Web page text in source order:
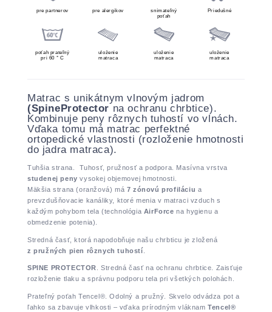
pre partnerov pre alergikov
snímateľný
poťah
Priedušné
poťah prateľný
pri 60 ° C
uloženie
matraca
uloženie
matraca
uloženie
matraca
Matrac s unikátnym vlnovým jadrom
(SpineProtector na ochranu chrbtice).
Kombinuje peny rôznych tuhostí vo vlnách.
Vďaka tomu má matrac perfektné
ortopedické vlastnosti (rozloženie hmotnosti
do jadra matraca).
Tuhšia strana. Tuhosť, pružnosť a podpora. Masívna vrstva
studenej peny vysokej objemovej hmotnosti.
Mäkšia strana (oranžová) má 7 zónovú profiláciu a
prevzdušňovacie kanáliky, ktoré menia v matraci vzduch s
každým pohybom tela (technológia AirForce na hygienu a
obmedzenie potenia).
Stredná časť, ktorá napodobňuje našu chrbticu je zložená
z pružných pien rôznych tuhostí
SPINE PROTECTOR. Stredná časť na ochranu chrbtice. Zaisťuje
rozloženie tlaku a správnu podporu tela pri všetkých polohách.
Prateľný poťah Tencel®. Odolný a pružný. Skvelo odvádza pot a
ľahko sa zbavuje vlhkosti – vďaka prírodným vláknam Tencel®